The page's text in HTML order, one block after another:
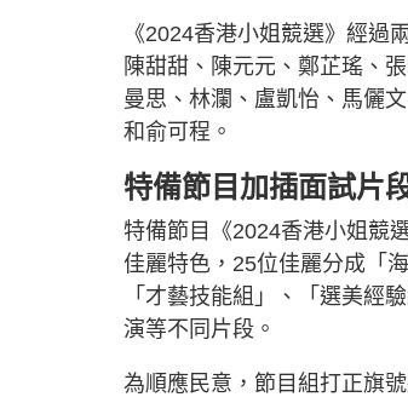
《2024香港小姐競選》經
陳甜甜、陳元元、鄭芷瑤、
曼思、林瀾、盧凱怡、馬儷
和俞可程。
特備節目加插面試片
特備節目《2024香港小姐競
佳麗特色，25位佳麗分成「
「才藝技能組」、「選美經
演等不同片段。
為順應民意，節目組打正旗